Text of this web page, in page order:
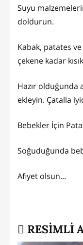
Suyu
doldurun.
Kabak, patates
çekene kadar
Hazır olduğunda
ekleyin. Çatalla
Bebekler İçin
Soğuduğunda
Afiyet olsun...
RESİMLİ